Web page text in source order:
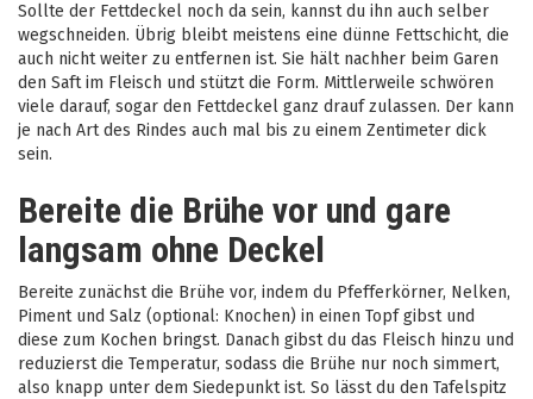
Sollte der Fettdeckel noch da sein, kannst du ihn auch selber
wegschneiden. Übrig bleibt meistens eine dünne Fettschicht, die
auch nicht weiter zu entfernen ist. Sie hält nachher beim Garen
den Saft im Fleisch und stützt die Form. Mittlerweile schwören
viele darauf, sogar den Fettdeckel ganz drauf zulassen. Der kann
je nach Art des Rindes auch mal bis zu einem Zentimeter dick
sein.
Bereite die Brühe vor und gare
langsam ohne Deckel
Bereite zunächst die Brühe vor, indem du Pfefferkörner, Nelken,
Piment und Salz (optional: Knochen) in einen Topf gibst und
diese zum Kochen bringst. Danach gibst du das Fleisch hinzu und
reduzierst die Temperatur, sodass die Brühe nur noch simmert,
also knapp unter dem Siedepunkt ist. So lässt du den Tafelspitz